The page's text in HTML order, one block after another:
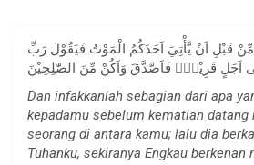
مِّنْ قَبْلِ اَنْ يَّأْتِيَ اَحَدَكُمُ الْمَوْتُ فَيَقُوْلَ رَبِّ
اَجَلٍ قَرِيْبٍۚ فَاَصَّدَّقَ وَاَكُنْ مِّنَ الصّٰلِحِيْنَ
Dan infakkanlah sebagian dari apa
kepadamu sebelum kematian datang
seorang di antara kamu; lalu dia
Tuhanku, sekiranya Engkau berkenan